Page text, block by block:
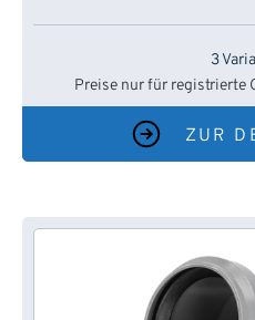
3
Preise nur für registrierte
ZUR